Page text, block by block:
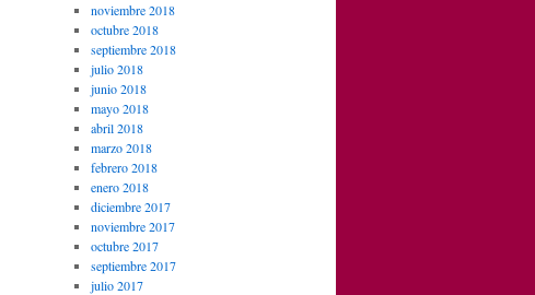
noviembre 2018
octubre 2018
septiembre 2018
julio 2018
junio 2018
mayo 2018
abril 2018
marzo 2018
febrero 2018
enero 2018
diciembre 2017
noviembre 2017
octubre 2017
septiembre 2017
julio 2017